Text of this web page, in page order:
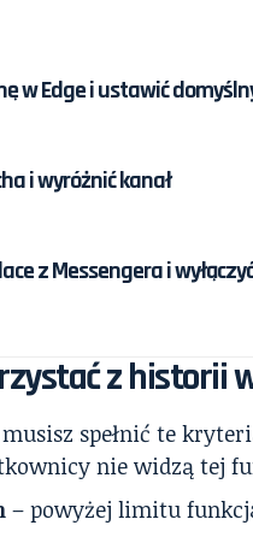
w Edge i ustawić
i wyróżnić kanał
z Messengera i
z historii
spełnić te
nie widzą tej
– powyżej limitu